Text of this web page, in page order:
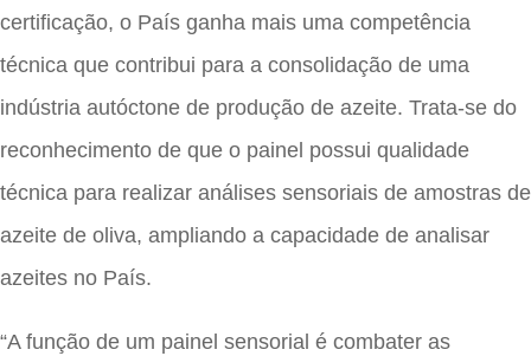
certificação, o País ganha mais uma competência
técnica que contribui para a consolidação de uma
indústria autóctone de produção de azeite. Trata-se do
reconhecimento de que o painel possui qualidade
técnica para realizar análises sensoriais de amostras de
azeite de oliva, ampliando a capacidade de analisar
azeites no País.
“A função de um painel sensorial é combater as